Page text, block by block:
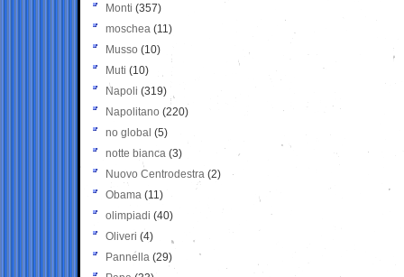
Monti (357)
moschea (11)
Musso (10)
Muti (10)
Napoli (319)
Napolitano (220)
no global (5)
notte bianca (3)
Nuovo Centrodestra (2)
Obama (11)
olimpiadi (40)
Oliveri (4)
Pannella (29)